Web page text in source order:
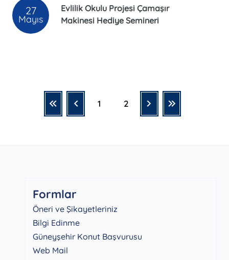
27
Mayıs
Evlilik Okulu Projesi Çamaşır
Makinesi Hediye Semineri
1 2
Formlar
Öneri ve Şikayetleriniz
Bilgi Edinme
Güneyşehir Konut Başvurusu
Web Mail